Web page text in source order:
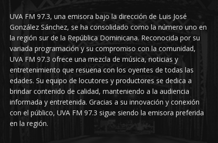
UVA FM 97.3, una emisora bajo la dirección de Luis José
González Sánchez, se ha consolidado como la número uno en
la región sur de la República Dominicana. Reconocida por su
variada programación y su compromiso con la comunidad,
UVA FM 97.3 ofrece una mezcla de música, noticias y
entretenimiento que resuena con los oyentes de todas las
edades. Su equipo de locutores y productores se dedica a
brindar contenido de calidad, manteniendo a la audiencia
informada y entretenida. Gracias a su innovación y conexión
con el público, UVA FM 97.3 sigue siendo la emisora preferida
en la región.